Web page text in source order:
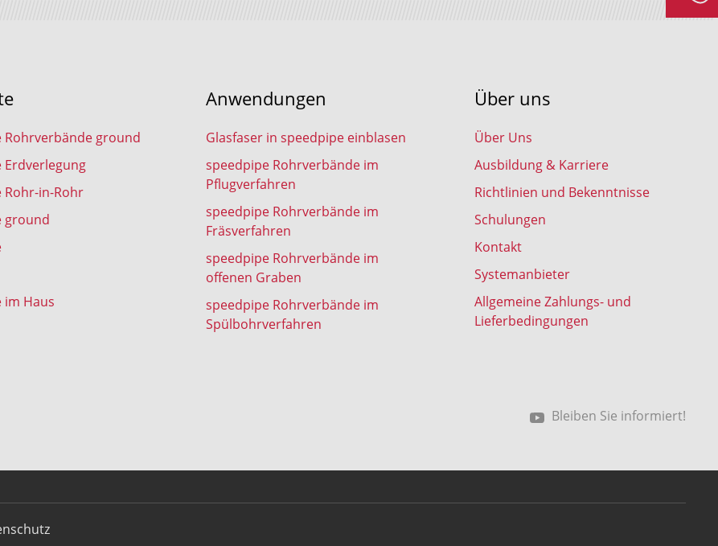
Rohrverbände ground
Erdverlegung
Rohr-in-Rohr
ground
im Haus
Anwendungen
Glasfaser in speedpipe einblasen
speedpipe Rohrverbände im
Pflugverfahren
speedpipe Rohrverbände im
Fräsverfahren
speedpipe Rohrverbände im
offenen Graben
speedpipe Rohrverbände im
Spülbohrverfahren
Über uns
Über Uns
Ausbildung & Karriere
Richtlinien und Bekenntnisse
Schulungen
Kontakt
Systemanbieter
Allgemeine Zahlungs- und
Lieferbedingungen
Bleiben Sie informiert!